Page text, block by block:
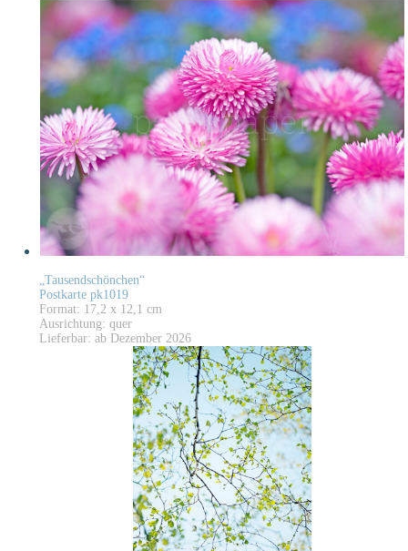
„Tausendschönchen“
Postkarte pk1019
Format: 17,2 x 12,1 cm
Ausrichtung: quer
Lieferbar: ab Dezember 2026